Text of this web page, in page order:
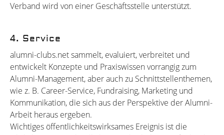
Verband wird von einer Geschäftsstelle unterstützt.
4. Service
alumni-clubs.net sammelt, evaluiert, verbreitet und
entwickelt Konzepte und Praxiswissen vorrangig zum
Alumni-Management, aber auch zu Schnittstellenthemen,
wie z. B. Career-Service, Fundraising, Marketing und
Kommunikation, die sich aus der Perspektive der Alumni-
Arbeit heraus ergeben.
Wichtiges öffentlichkeitswirksames Ereignis ist die